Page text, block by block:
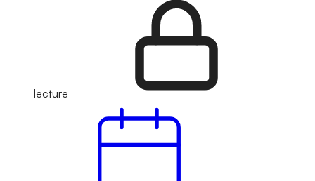
lecture